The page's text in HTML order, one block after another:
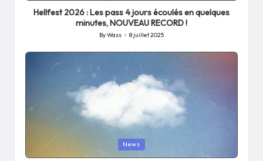
Hellfest 2026 : Les pass 4 jours écoulés en quelques
minutes, NOUVEAU RECORD !
Posted
by
ByWass 8 juillet 2025
in
News